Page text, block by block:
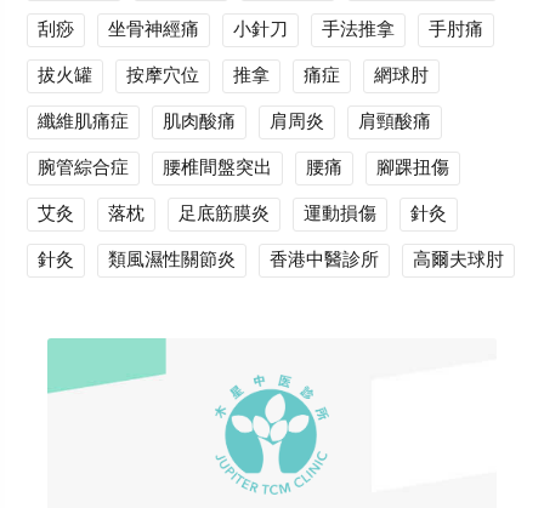
刮痧
坐骨神經痛 小針刀 手法推拿
手肘痛
拔火罐
按摩穴位 推拿 痛症
網球肘
纖維肌痛症
肌肉酸痛 肩周炎
肩頸酸痛
腕管綜合症
腰椎間盤突出 腰痛
腳踝扭傷
艾灸
落枕 足底筋膜炎 運動損傷
針灸
針灸
類風濕性關節炎 香港中醫診所 高爾夫球肘